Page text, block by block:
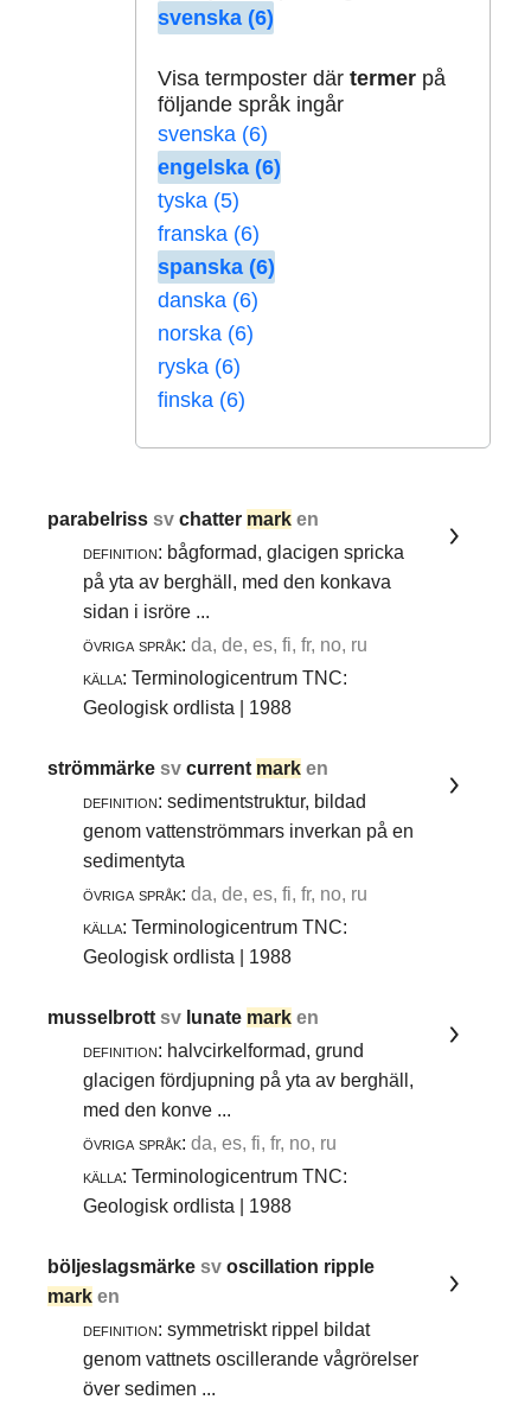
svenska (6)
Visa termposter där termerpå
följande språk ingår
svenska (6)
engelska (6)
tyska (5)
franska (6)
spanska (6)
danska (6)
norska (6)
ryska (6)
finska (6)
parabelrisssvchatter mark en
definition: bågformad, glacigen spricka
på yta av berghäll, med den konkava
sidan i isröre ...
övriga språk: da, de, es, fi, fr, no, ru
källa: Terminologicentrum TNC:
Geologisk ordlista | 1988
strömmärkesvcurrent mark en
definition: sedimentstruktur, bildad
genom vattenströmmars inverkan på en
sedimentyta
övriga språk: da, de, es, fi, fr, no, ru
källa: Terminologicentrum TNC:
Geologisk ordlista | 1988
musselbrottsv lunate mark en
definition: halvcirkelformad, grund
glacigen fördjupning på yta av berghäll,
med den konve ...
övriga språk: da, es, fi, fr, no, ru
källa: Terminologicentrum TNC:
Geologisk ordlista | 1988
böljeslagsmärkesvoscillation ripple
mark en
definition: symmetriskt rippel bildat
genom vattnets oscillerande vågrörelser
över sedimen ...